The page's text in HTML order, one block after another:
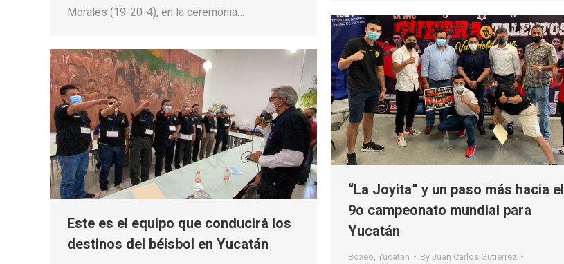
Morales (19-20-4), en la ceremonia…
“La Joyita” y un paso más hacia el
9o campeonato mundial para
Yucatán
Boxeo Yucatán By Juan Carlos Gutierrez
Este es el equipo que conducirá los
destinos del béisbol en Yucatán